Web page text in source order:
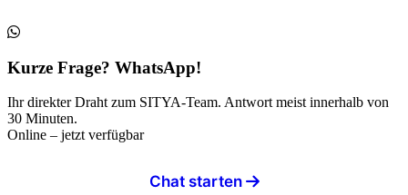
Kurze Frage? WhatsApp!
Ihr direkter Draht zum SITYA-Team. Antwort meist innerhalb von
30 Minuten.
Online – jetzt verfügbar
Chat starten